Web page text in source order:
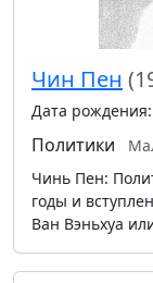
Чин Пен
Дата
Политики
Чинь Пен:
годы и
Ван Вэньхуа